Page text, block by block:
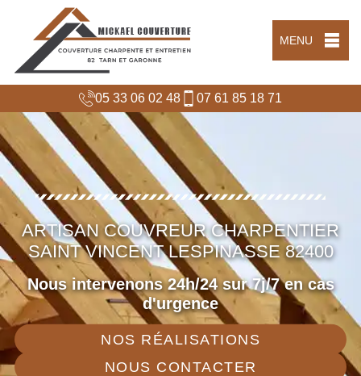
MENU
05 33 06 02 48 07 61 85 18 71
ARTISAN COUVREUR CHARPENTIER
SAINT VINCENT LESPINASSE 82400
Nous intervenons 24h/24 sur 7j/7 en cas
d'urgence
NOS RÉALISATIONS
NOUS CONTACTER